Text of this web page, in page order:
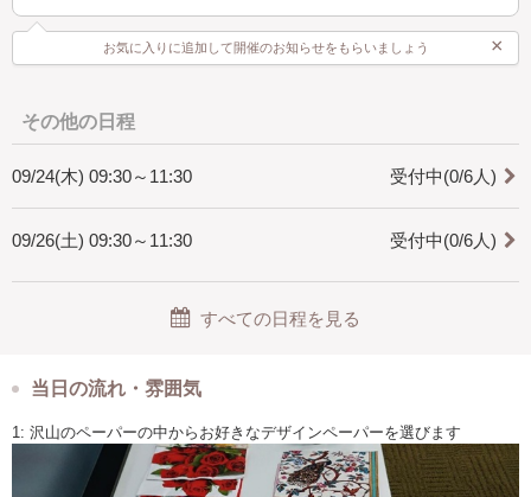
お気に入りに追加して開催のお知らせをもらいましょう ×
その他の日程
受付中(0/6人)
09/24(木) 09:30～11:30
受付中(0/6人)
09/26(土) 09:30～11:30
すべての日程を見る
当日の流れ・雰囲気
1: 沢山のペーパーの中からお好きなデザインペーパーを選びます